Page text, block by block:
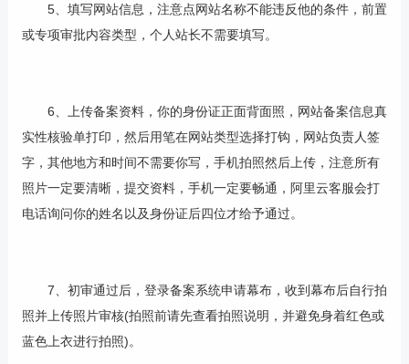
5、填写网站信息，注意点网站名称不能违反他的条件，前置
或专项审批内容类型，个人站长不需要填写。
6、上传备案资料，你的身份证正面背面照，网站备案信息真
实性核验单打印，然后用笔在网站类型选择打钩，网站负责人签
字，其他地方和时间不需要你写，手机拍照然后上传，注意所有
照片一定要清晰，提交资料，手机一定要畅通，阿里云客服会打
电话询问你的姓名以及身份证后四位才给予通过。
7、初审通过后，登录备案系统申请幕布，收到幕布后自行拍
照并上传照片审核(拍照前请先查看拍照说明，并避免身着红色或
蓝色上衣进行拍照)。